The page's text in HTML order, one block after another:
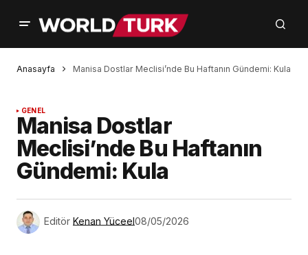
Anasayfa Manisa Dostlar Meclisi’nde Bu Haftanın Gündemi: Kula
GENEL
Manisa Dostlar
Meclisi’nde Bu Haftanın
Gündemi: Kula
Editör Kenan Yüceel08/05/2026